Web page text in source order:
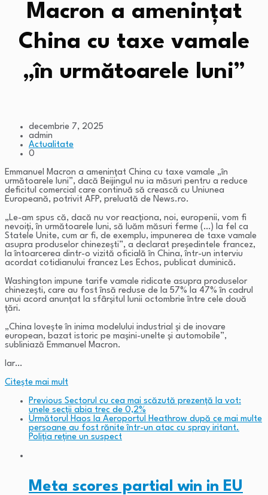
Macron a amenințat
China cu taxe vamale
„în următoarele luni”
decembrie 7, 2025
admin
Actualitate
0
Emmanuel Macron a amenințat China cu taxe vamale „în
următoarele luni”, dacă Beijingul nu ia măsuri pentru a reduce
deficitul comercial care continuă să crească cu Uniunea
Europeană, potrivit AFP, preluată de News.ro.
„Le-am spus că, dacă nu vor reacționa, noi, europenii, vom fi
nevoiți, în următoarele luni, să luăm măsuri ferme (…) la fel ca
Statele Unite, cum ar fi, de exemplu, impunerea de taxe vamale
asupra produselor chinezești”, a declarat președintele francez,
la întoarcerea dintr-o vizită oficială în China, într-un interviu
acordat cotidianului francez Les Echos, publicat duminică.
Washington impune tarife vamale ridicate asupra produselor
chinezești, care au fost însă reduse de la 57% la 47% în cadrul
unui acord anunțat la sfârșitul lunii octombrie între cele două
țări.
„China lovește în inima modelului industrial și de inovare
european, bazat istoric pe mașini-unelte și automobile”,
subliniază Emmanuel Macron.
Iar…
Citeşte mai mult
Previous Sectorul cu cea mai scăzută prezență la vot:
unele secții abia trec de 0,2%
Următorul
Haos la Aeroportul Heathrow după ce mai multe
persoane au fost rănite într-un atac cu spray iritant.
Poliția reține un suspect
Meta scores partial win in EU